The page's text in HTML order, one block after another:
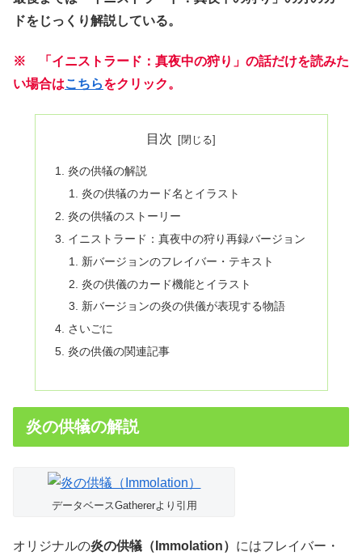
ドをじっくり解説している。
※ 「イニストラード：真夜中の狩り」の話だけを読みた
い場合はこちらをクリック。
目次
炎の供犠の解説
炎の供犠のカード名とイラスト
炎の供犠のストーリー
イニストラード：真夜中の狩り再録バージョン
新バージョンのフレイバー・テキスト
炎の供儀のカード機能とイラスト
新バージョンの炎の供儀が表現する物語
さいごに
炎の供儀の関連記事
炎の供犠の解説
データベースGathererより引用
オリジナルの炎の供犠（Immolation） にはフレイバー・